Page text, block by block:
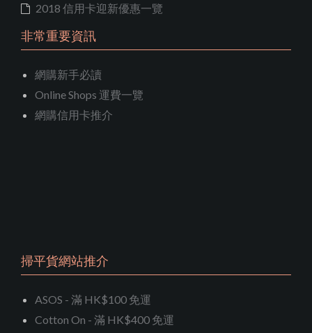
2018 信用卡迎新優惠一覽
非常重要資訊
網購新手必讀
Online Shops 運費一覽
網購信用卡推介
掃平貨網站推介
ASOS - 滿 HK$100 免運
Cotton On - 滿 HK$400 免運